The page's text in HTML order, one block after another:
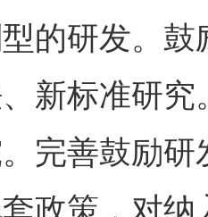
的研发。
新标准研
完善鼓励
政策，对